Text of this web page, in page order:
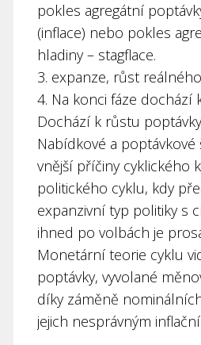
pokles agregátní
(inflace) nebo pokles
hladiny – stagflace.
3. expanze, růst
4. Na konci fáze
Dochází k růstu
Nabídkové a
vnější příčiny cyklického
politického cyklu, kdy
expanzivní typ politiky s
ihned po volbách je
Monetární teorie cyklu
poptávky, vyvolané
díky záměně
jejich nesprávným